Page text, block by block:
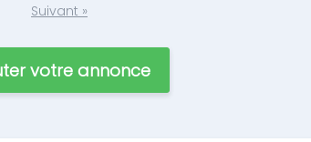
Suivant »
votre annonce